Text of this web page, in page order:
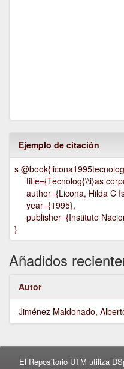
Ejemplo de citación
s
title={Tecnolog{\\i}as
author={Licona, Hilda C
year={1995},
publisher={Instituto
}
Añadidos
Autor
Jiménez Maldonado,
El Repositorio UTM utiliza